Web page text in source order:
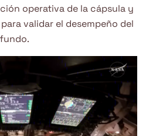
operativa de la cápsula y
validar el desempeño del